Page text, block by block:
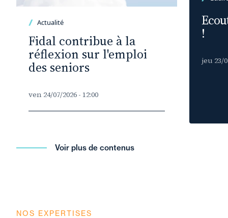
Actualité
Fidal contribue à la
réflexion sur l'emploi
des seniors
ven 24/07/2026 - 12:00
!
jeu 23/
Voir plus de contenus
NOS EXPERTISES